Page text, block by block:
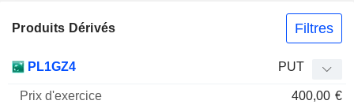
Produits Dérivés Filtres
Mnemo Type
Parité
PL1GZ4 PUT
400,00 €